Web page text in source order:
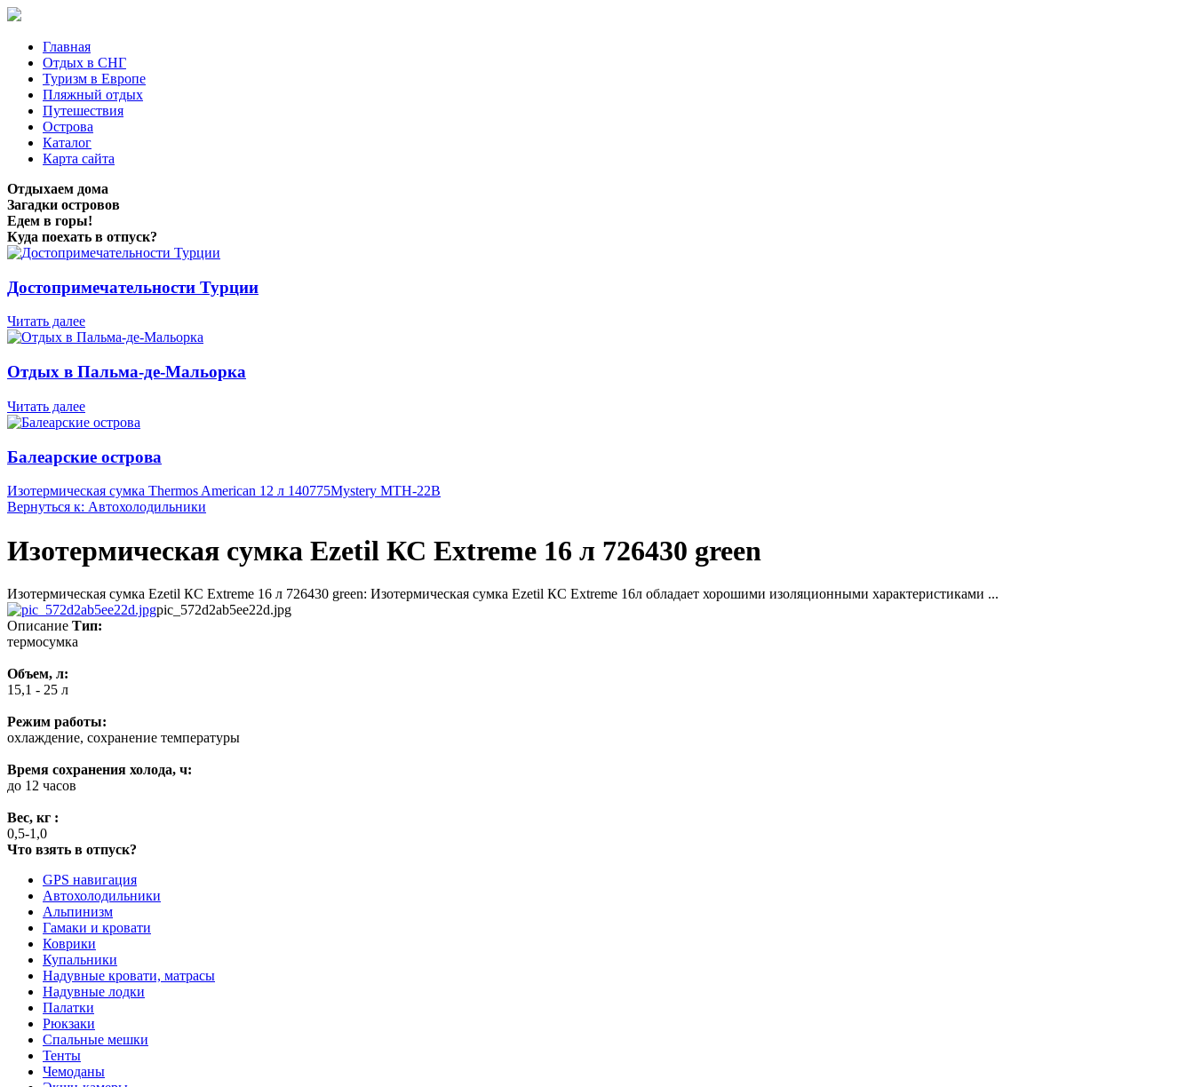
Главная
Отдых в СНГ
Туризм в Европе
Пляжный отдых
Путешествия
Острова
Каталог
Карта сайта
Отдыхаем дома
Загадки островов
Едем в горы!
Куда поехать в отпуск?
Достопримечательности Турции
Читать далее
Отдых в Пальма-де-Мальорка
Читать далее
Балеарские острова
Изотермическая сумка Thermos American 12 л 140775Mystery MTH-22B
Вернуться к: Автохолодильники
Изотермическая сумка Ezetil КС Extreme 16 л 726430 green
Изотермическая сумка Ezetil КС Extreme 16 л 726430 green: Изотермическая сумка Ezetil КС Extreme 16л обладает хорошими изоляционными характеристиками ...
pic_572d2ab5ee22d.jpg
Описание Тип:
термосумка
Объем, л:
15,1 - 25 л
Режим работы:
охлаждение, сохранение температуры
Время сохранения холода, ч:
до 12 часов
Вес, кг :
0,5-1,0
Что взять в отпуск?
GPS навигация
Автохолодильники
Альпинизм
Гамаки и кровати
Коврики
Купальники
Надувные кровати, матрасы
Надувные лодки
Палатки
Рюкзаки
Спальные мешки
Тенты
Чемоданы